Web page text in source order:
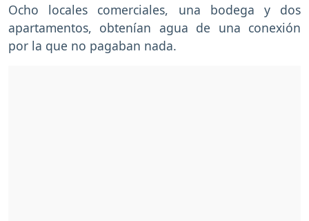
Ocho locales comerciales, una bodega y dos
apartamentos, obtenían agua de una conexión
por la que no pagaban nada.